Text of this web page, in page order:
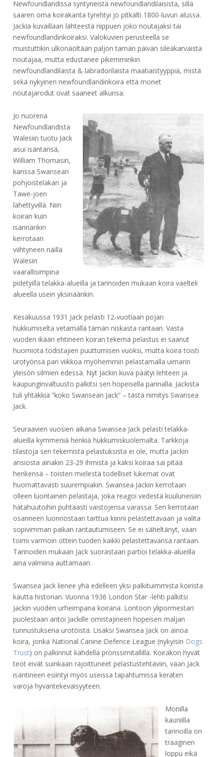
Newfoundlandissa syntyneistä newfoundlandilaisista, sillä
saaren oma koirakanta tyrehtyi jo pitkälti 1800-luvun alussa.
Jackia kuvaillaan lähteestä riippuen joko noutajaksi tai
newfoundlandinkoiraksi. Valokuvien perusteella se
muistuttikin ulkonäöltään paljon tämän päivän sileäkarvaista
noutajaa, mutta edustanee pikemminkin
newfoundlandilaista & labradorilaista maatiaistyyppiä, mistä
sekä nykyinen newfoundlandinkoira että monet
noutajarodut ovat saaneet alkunsa.
Jo nuorena
Newfoundlandista
Walesiin tuotu Jack
asui isäntänsä,
William Thomasin,
kanssa Swansean
pohjoistelakan ja
Tawe-joen
lähettyvillä. Niin
koiran kuin
isännänkin
kerrotaan
viihtyneen näillä
Walesin
vaarallisimpina
pidetyillä telakka-alueilla ja tarinoiden mukaan koira vaelteli
alueella usein yksinäänkin.
Kesäkuussa 1931 Jack pelasti 12-vuotiaan pojan
hukkumiselta vetämällä tämän niskasta rantaan. Vasta
vuoden ikään ehtineen koiran tekemä pelastus ei saanut
huomiota todistajien puuttumisen vuoksi, mutta koira toisti
urotyönsä pari viikkoa myöhemmin pelastamalla uimarin
yleisön silmien edessä. Nyt Jackin kuva päätyi lehteen ja
kaupunginvaltuusto palkitsi sen hopeisella pannalla. Jackista
tuli yhtäkkiä ”koko Swansean Jack” – tästä nimitys Swansea
Jack.
Seuraavien vuosien aikana Swansea Jack pelasti telakka-
alueilla kymmeniä henkiä hukkumiskuolemalta. Tarkkoja
tilastoja sen tekemistä pelastuksista ei ole, mutta Jackin
ansiosta ainakin 23-29 ihmistä ja kaksi koiraa sai pitää
henkensä – toisten mielestä todelliset lukemat ovat
huomattavasti suurempiakin. Swansea Jackin kerrotaan
olleen luontainen pelastaja, joka reagoi vedestä kuuluneisiin
hätähuutoihin puhtaasti vaistojensa varassa: Sen kerrotaan
osanneen luonnostaan tarttua kiinni pelastettavaan ja valita
sopivimman paikan rantautumiseen. Se ei säheltänyt, vaan
toimi varmoin ottein tuoden kaikki pelastettavansa rantaan.
Tarinoiden mukaan Jack suorastaan partioi telakka-alueilla
aina valmiina auttamaan.
Swansea Jack lienee yhä edelleen yksi palkituimmista koirista
kautta historian. Vuonna 1936 London Star -lehti palkitsi
Jackin vuoden urheimpana koirana. Lontoon ylipormestari
puolestaan antoi Jackille omistajineen hopeisen maljan
tunnustuksena urotöistä. Lisäksi Swansea Jack on ainoa
koira, jonka National Canine Defence League (nykyisin Dogs
Trust) on palkinnut kahdella pronssimitallilla. Koirakon hyvät
teot eivät suinkaan rajoittuneet pelastustehtäviin, vaan Jack
isäntineen esiintyi myös useissa tapahtumissa keräten
varoja hyväntekeväisyyteen.
Monilla
kauniilla
tarinoilla on
traaginen
loppu eikä